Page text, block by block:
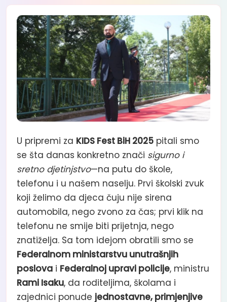
U pripremi za KIDS Fest BiH 2025 pitali smo
se šta danas konkretno znači sigurno i
sretno djetinjstvo—na putu do škole,
telefonu i u našem naselju. Prvi školski zvuk
koji želimo da djeca čuju nije sirena
automobila, nego zvono za čas; prvi klik na
telefonu ne smije biti prijetnja, nego
znatiželja. Sa tom idejom obratili smo se
Federalnom ministarstvu unutrašnjih
poslova i Federalnoj upravi policije, ministru
Rami Isaku, da roditeljima, školama i
zajednici ponude jednostavne, primjenjive